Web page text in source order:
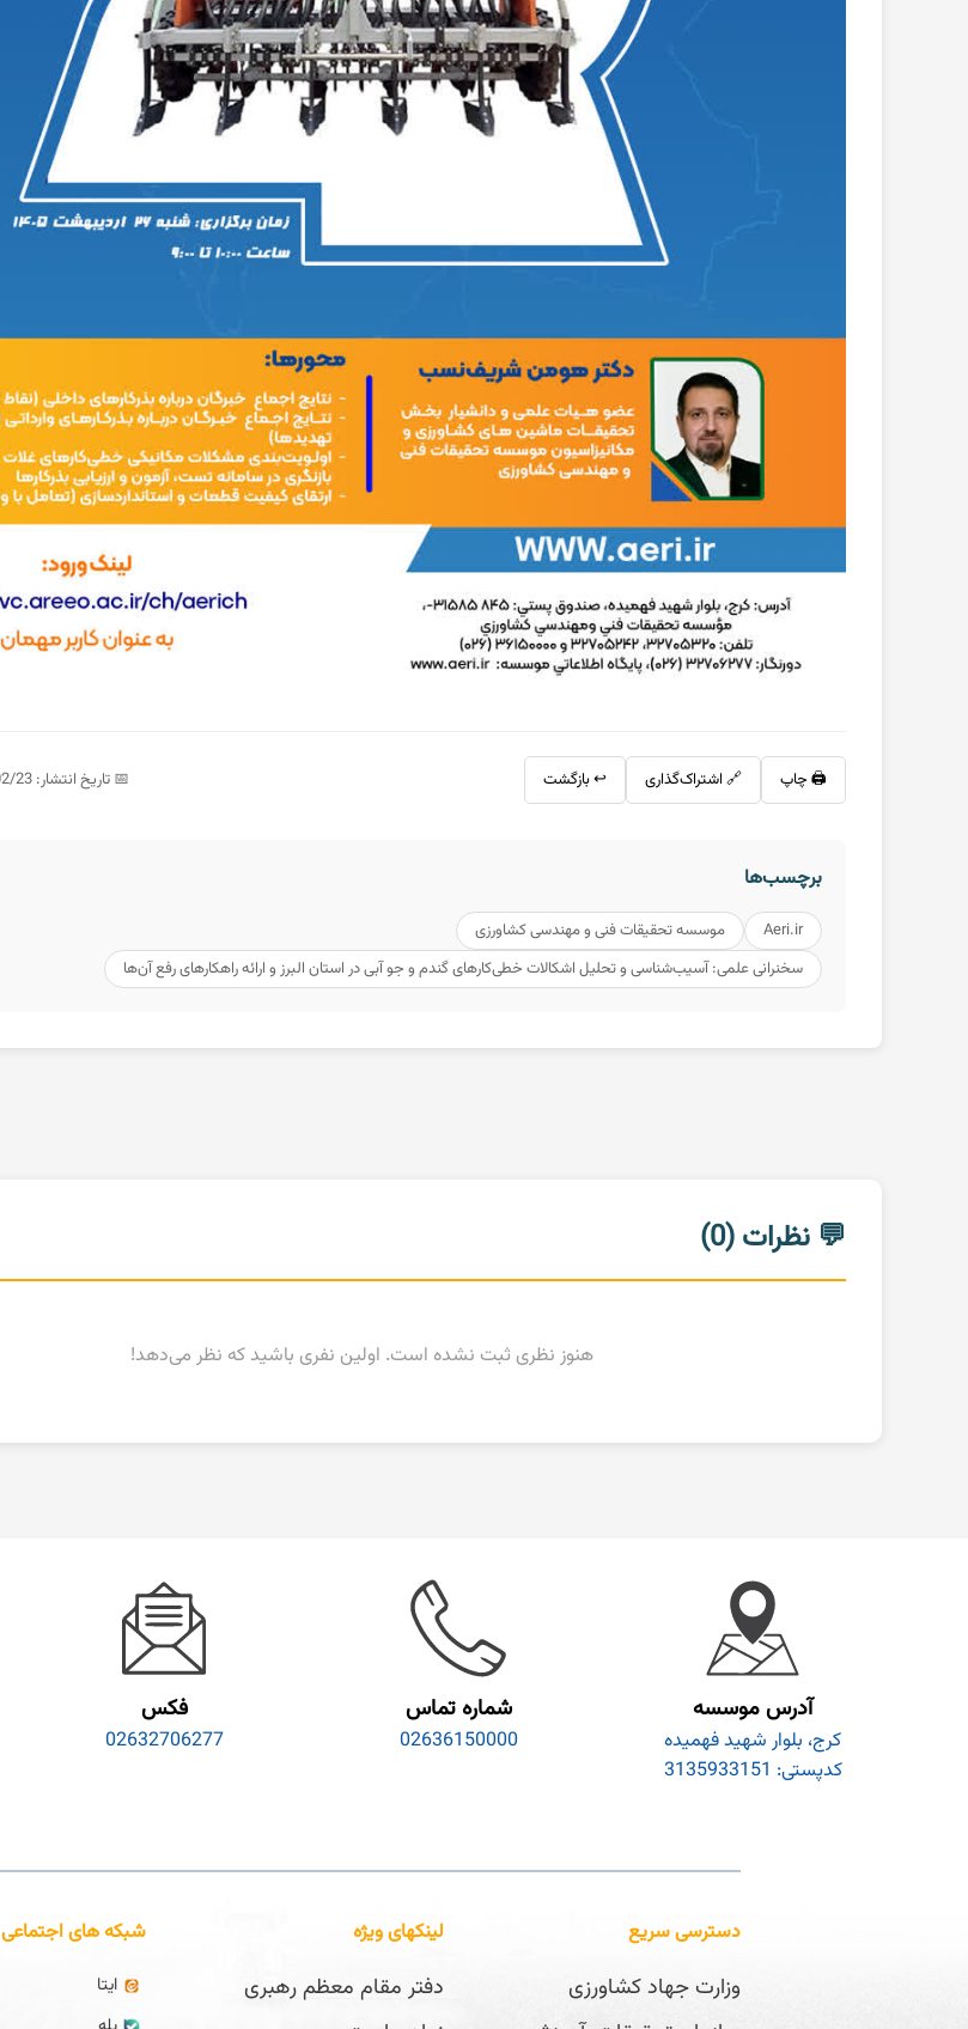
🖨️ چاپ 🔗 اشتراک‌گذاری ↩️ بازگشت 📅 تاریخ انتشار: 1405/02/23
برچسب‌ها
Aeri.ir
موسسه تحقیقات فنی و مهندسی کشاورزی
سخنرانی علمی: آسیب‌شناسی و تحلیل اشکالات خطی‌کارهای گندم و جو آبی در استان البرز و ارائه راهکارهای رفع آن‌ها
💬 نظرات (0)
هنوز نظری ثبت نشده است. اولین نفری باشید که نظر می‌دهد!
آدرس موسسه
کرج، بلوار شهید فهمیده
کدپستی: 3135933151
شماره تماس
02636150000
فکس
02632706277
دسترسی سریع
وزارت جهاد کشاورزی
لینکهای ویژه
دفتر مقام معظم رهبری
شبکه های اجتماعی
ایتا